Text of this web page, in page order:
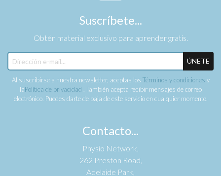
Suscríbete...
Obtén material exclusivo para aprender gratis.
ÚNETE
Al suscribirse a nuestra newsletter, aceptas los Términos y condiciones y
laPolítica de privacidad . También acepta recibir mensajes de correo
electrónico. Puedes darte de baja de este servicio en cualquier momento.
Contacto...
Physio Network,
262 Preston Road,
Adelaide Park,